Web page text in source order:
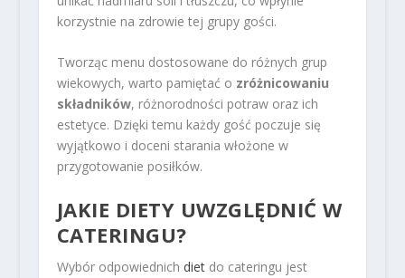
korzystnie na zdrowie tej grupy gości.
Tworząc menu dostosowane do różnych grup
wiekowych, warto pamiętać o zróżnicowaniu
składników, różnorodności potraw oraz ich
estetyce. Dzięki temu każdy gość poczuje się
wyjątkowo i doceni starania włożone w
przygotowanie posiłków.
JAKIE DIETY UWZGLĘDNIĆ W
CATERINGU?
Wybór odpowiednich dietdo cateringu jest